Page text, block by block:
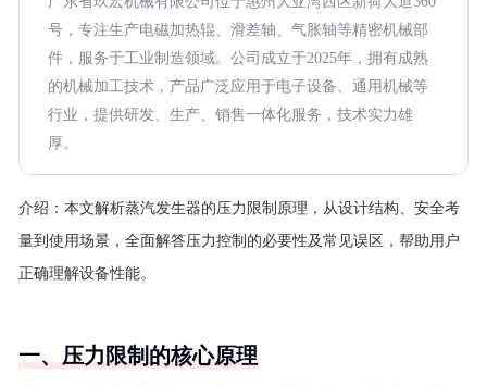
号，专注生产电磁加热辊、滑差轴、气胀轴等精密机械部
件，服务于工业制造领域。公司成立于2025年，拥有成熟
的机械加工技术，产品广泛应用于电子设备、通用机械等
行业，提供研发、生产、销售一体化服务，技术实力雄
厚。
介绍： 本文解析蒸汽发生器的压力限制原理，从设计结构、安全考
量到使用场景，全面解答压力控制的必要性及常见误区，帮助用户
正确理解设备性能。
一、压力限制的核心原理